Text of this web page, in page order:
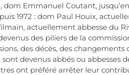
Emmanuel Coutant,
1972 : dom Paul Houix,
actuellement abbesse du
des piliers de la
des décès, des
devenus abbés ou abbesses
ont préféré arrêter leur